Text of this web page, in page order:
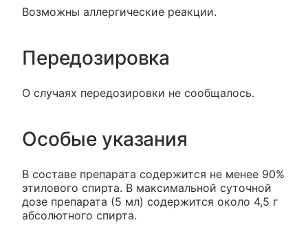
Возможны аллергические реакции.
Передозировка
О случаях передозировки не сообщалось.
Особые указания
В составе препарата содержится не менее 90%
этилового спирта. В максимальной суточной
дозе препарата (5 мл) содержится около 4,5 г
абсолютного спирта.